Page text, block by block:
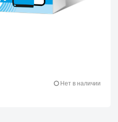
Нет в наличии